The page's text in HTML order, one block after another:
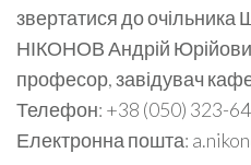
звертатися до очільника
НІКОНОВ Андрій
професор, завідувач
Телефон: +38 (050) 323-
Електронна пошта: